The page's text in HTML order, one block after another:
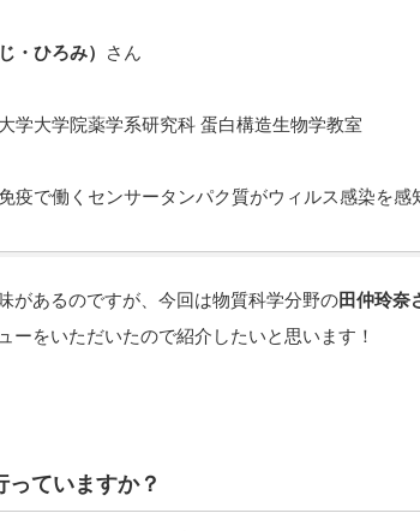
・ひろみ）
さん
学大学院薬学系研究科 蛋白構造生物学教室
疫で働くセンサータンパク質がウィルス感染を感
があるのですが、今回は物質科学分野の田仲玲奈
ーをいただいたので紹介したいと思います！
っていますか？